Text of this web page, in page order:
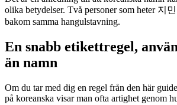
olika betydelser. Två personer som heter 지
bakom samma hangulstavning.
En snabb etikettregel,
än namn
Om du tar med dig en regel från den här
på koreanska visar man ofta artighet genom